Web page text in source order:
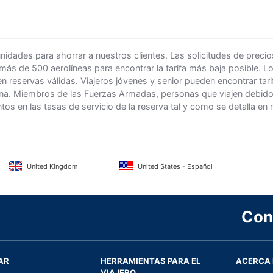
para ahorrar a nuestros clientes. Las solicitudes de
de 500 aerolíneas para encontrar la tarifa más baja posible.
reservas válidas. Viajeros jóvenes y senior pueden encontrar
Miembros de las Fuerzas Armadas, personas que viajen
en las tasas de servicio de la reserva tal y como se detalla en
United Kingdom United States - Español
HERRAMIENTAS PARA EL
ACERCA